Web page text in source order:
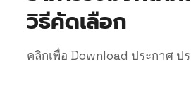
วิธีคัดเลือก
คลิกเพื่อ Download ประกาศ ป